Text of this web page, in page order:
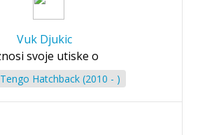
Vuk Djukic
svoje utiske o
Hatchback (2010 - )